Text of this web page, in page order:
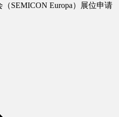
SEMICON Europa）展位申请